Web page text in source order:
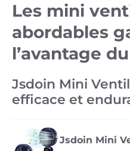
Les mini
abordables
l’avantage
Jsdoin Mini
efficace et
Jsdoin Mini